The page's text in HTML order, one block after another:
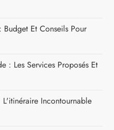
Et Conseils Pour
: Les Services Proposés Et
Incontournable